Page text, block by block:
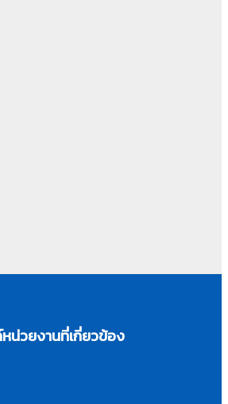
น่วยงานที่เกี่ยวข้อง